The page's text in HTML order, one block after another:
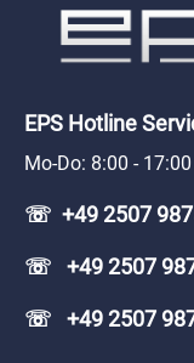
EPS Hotline
Mo-Do: 8:00 -
☏ +49 2507
☏ +49 2507
☏ +49 2507